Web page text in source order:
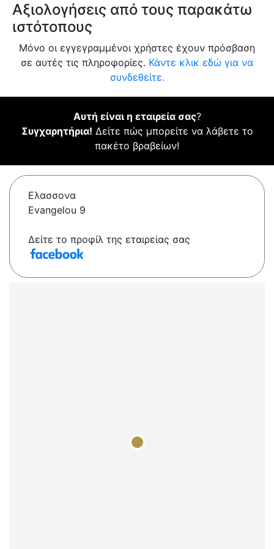
Αξιολογήσεις από τους παρακάτω
ιστότοπους
Μόνο οι εγγεγραμμένοι χρήστες έχουν πρόσβαση
σε αυτές τις πληροφορίες. Κάντε κλικ εδώ για να
συνδεθείτε.
Αυτή είναι η εταιρεία σας?
Συγχαρητήρια! Δείτε πώς μπορείτε να λάβετε το
πακέτο βραβείων!
Ελασσονα
Evangelou 9
Δείτε το προφίλ της εταιρείας σας